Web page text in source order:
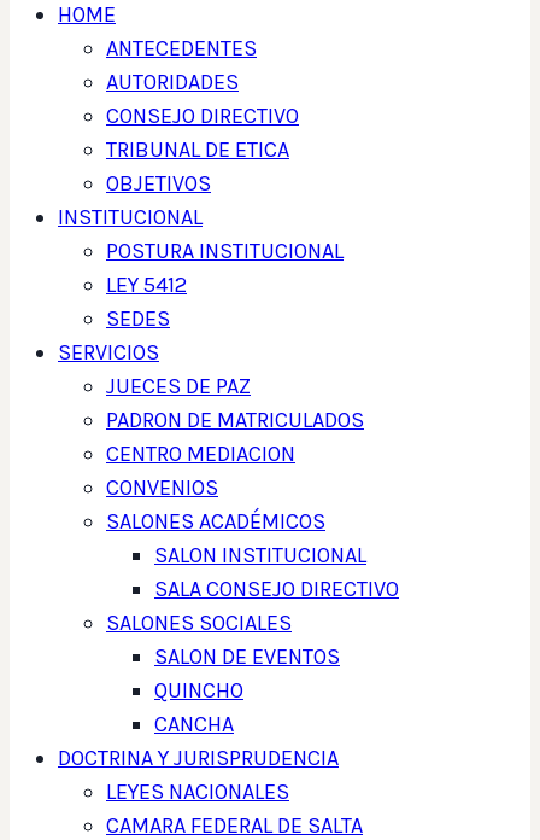
HOME
ANTECEDENTES
AUTORIDADES
CONSEJO DIRECTIVO
TRIBUNAL DE ETICA
OBJETIVOS
INSTITUCIONAL
POSTURA INSTITUCIONAL
LEY 5412
SEDES
SERVICIOS
JUECES DE PAZ
PADRON DE MATRICULADOS
CENTRO MEDIACION
CONVENIOS
SALONES ACADÉMICOS
SALON INSTITUCIONAL
SALA CONSEJO DIRECTIVO
SALONES SOCIALES
SALON DE EVENTOS
QUINCHO
CANCHA
DOCTRINA Y JURISPRUDENCIA
LEYES NACIONALES
CAMARA FEDERAL DE SALTA